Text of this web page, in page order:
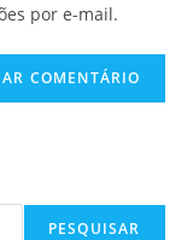
por e-mail.
PESQUISAR